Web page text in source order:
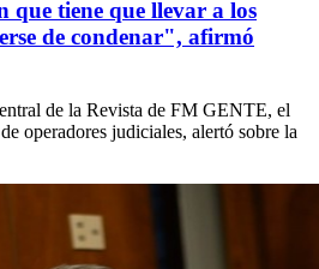
que tiene que llevar a los
de condenar", afirmó
de la Revista de FM GENTE, el
operadores judiciales, alertó sobre la